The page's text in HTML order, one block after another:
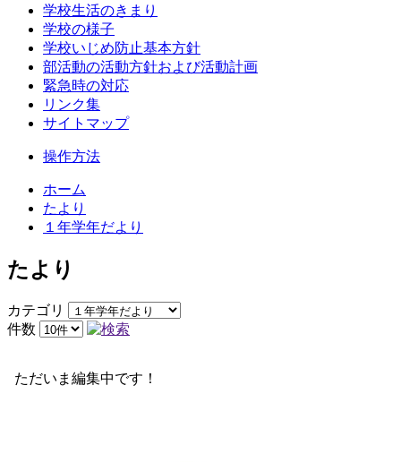
学校生活のきまり
学校の様子
学校いじめ防止基本方針
部活動の活動方針および活動計画
緊急時の対応
リンク集
サイトマップ
操作方法
ホーム
たより
１年学年だより
たより
カテゴリ
件数
ただいま編集中です！